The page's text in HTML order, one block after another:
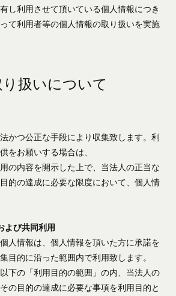
し利用させて頂いている個人情報につき
て利用者等の個人情報の取り扱いを実施
扱いについて
かつ公正な手段により収集致します。利
をお願いする場合は、
の内容を開示した上で、当法人の正当な
的の達成に必要な限度において、個人情
よび共同利用
人情報は、個人情報を頂いた方に承諾を
目的に沿った範囲内で利用致します。
下の「利用目的の範囲」の内、当法人の
の目的の達成に必要な事項を利用目的と